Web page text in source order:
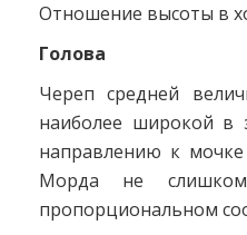
Отношение высоты в
Голова
Череп средней
наиболее широкой в
направлению к
Морда не
пропорциональном